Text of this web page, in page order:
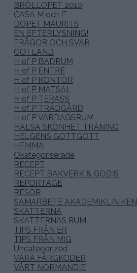
BRÖLLOPET 2010
CASA M och F
DOPET MAURITS
EN EFTERLYSNING!
FRÅGOR OCH SVAR
GOTLAND
H of P BADRUM
H of P ENTRÉ
H of P KONTOR
H of P MATSAL
H of P TERASS
H of P TRÄDGÅRD
H of P VARDAGSRUM
HÄLSA SKÖNHET TRÄNING
HELGENS GOTTGOTT
HEMMA
Okategoriserade
RECEPT
RECEPT BAKVERK & GODIS
REPORTAGE
RESOR
SAMARBETE AKADEMIKLINIKEN
SKATTERNA
SKATTERNAS RUM
TIPS FRÅN ER
TIPS FRÅN MIG
Uncategorized
VÅRA FÄRGKODER
VÅRT NORMANDIE